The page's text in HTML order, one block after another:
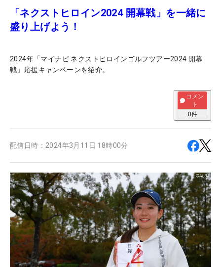
「ネクストヒロイン2024 開幕戦」を一緒に
盛り上げよう！
2024年「マイナビ ネクストヒロインゴルフツアー2024 開幕
戦」応援キャンペーンを紹介。
コメン
ト
0件
配信日時： 2024年3月11日 18時00分